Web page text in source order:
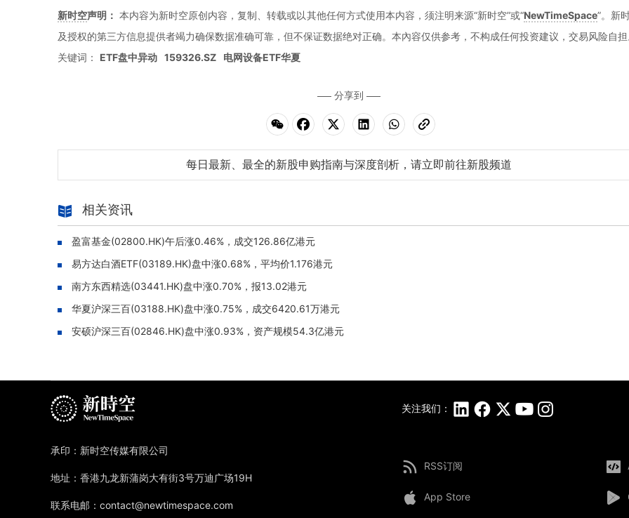
新时空声明： 本内容为新时空原创内容，复制、转载或以其他任何方式使用本内容，须注明来源“新时空”或“NewTimeSpace”。新
及授权的第三方信息提供者竭力确保数据准确可靠，但不保证数据绝对正确。本內容仅供参考，不构成任何投资建议，交易风险自担
关键词：
ETF盘中异动 159326.SZ 电网设备ETF华夏
分享到
每日最新、最全的新股申购指南与深度剖析，请立即前往新股频道
相关资讯
盈富基金(02800.HK)午后涨0.46%，成交126.86亿港元
易方达白酒ETF(03189.HK)盘中涨0.68%，平均价1.176港元
南方东西精选(03441.HK)盘中涨0.70%，报13.02港元
华夏沪深三百(03188.HK)盘中涨0.75%，成交6420.61万港元
安硕沪深三百(02846.HK)盘中涨0.93%，资产规模54.3亿港元
关注我们：
RSS订阅
App Store
承印：新时空传媒有限公司
地址：香港九龙新蒲岗大有街3号万迪广场19H
联系电邮：contact@newtimespace.com